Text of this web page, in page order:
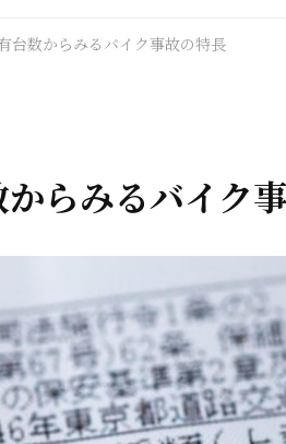
台数からみるバイク事故の特長
らみるバイク